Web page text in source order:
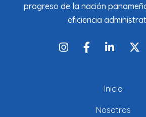
progreso de la nación
eficiencia
Inicio
Nosotros